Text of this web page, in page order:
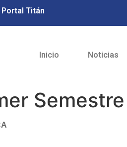
Portal Titán
Inicio Noticias